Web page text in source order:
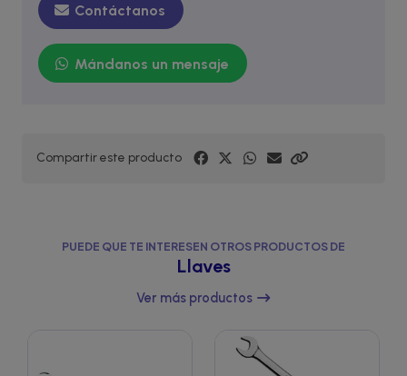
Contáctanos
Mándanos un mensaje
Compartir este producto
PUEDE QUE TE INTERESEN OTROS PRODUCTOS DE
Llaves
Ver más productos